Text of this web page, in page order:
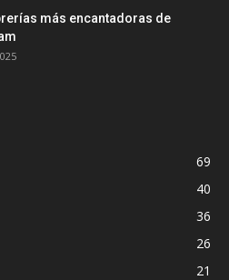
más encantadoras de
69
40
36
26
21